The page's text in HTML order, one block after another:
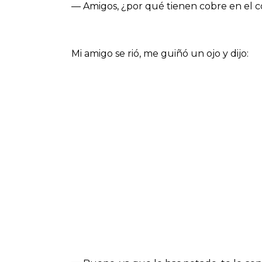
— Amigos, ¿por qué tienen cobre en el
Mi amigo se rió, me guiñó un ojo y dijo: